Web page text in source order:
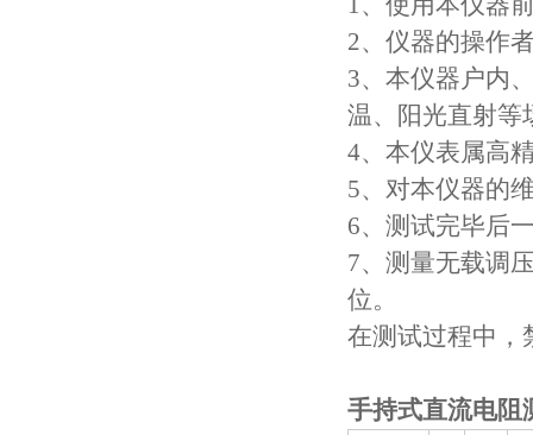
2、仪器的操作
3、本仪器户内
温、阳光直射等
4、本仪表属高
5、对本仪器的
6、测试完毕后
7、测量无载调
位。
在测试过程中，
手持式直流电阻